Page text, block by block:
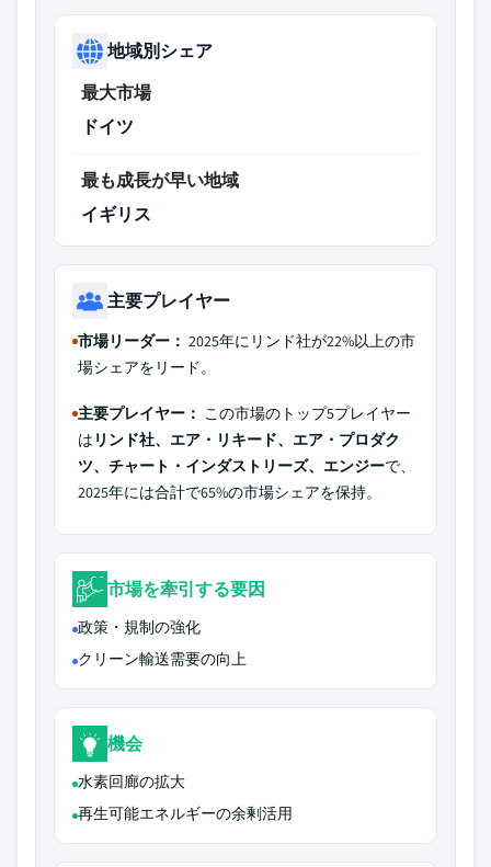
地域別シェア
最大市場
ドイツ
最も成長が早い地域
イギリス
主要プレイヤー
市場リーダー： 2025年にリンド社が22%以上の市
場シェアをリード。
主要プレイヤー： この市場のトップ5プレイヤー
は リンド社、エア・リキード、エア・プロダク
ツ、チャート・インダストリーズ、エンジーで、
2025年には合計で65%の市場シェアを保持。
市場を牽引する要因
政策・規制の強化
クリーン輸送需要の向上
機会
水素回廊の拡大
再生可能エネルギーの余剰活用